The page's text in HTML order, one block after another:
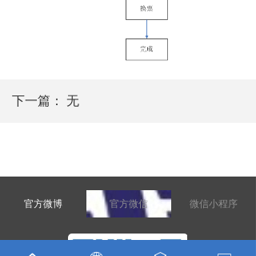
下一篇： 无
官方微博 官方微信 微信小程序